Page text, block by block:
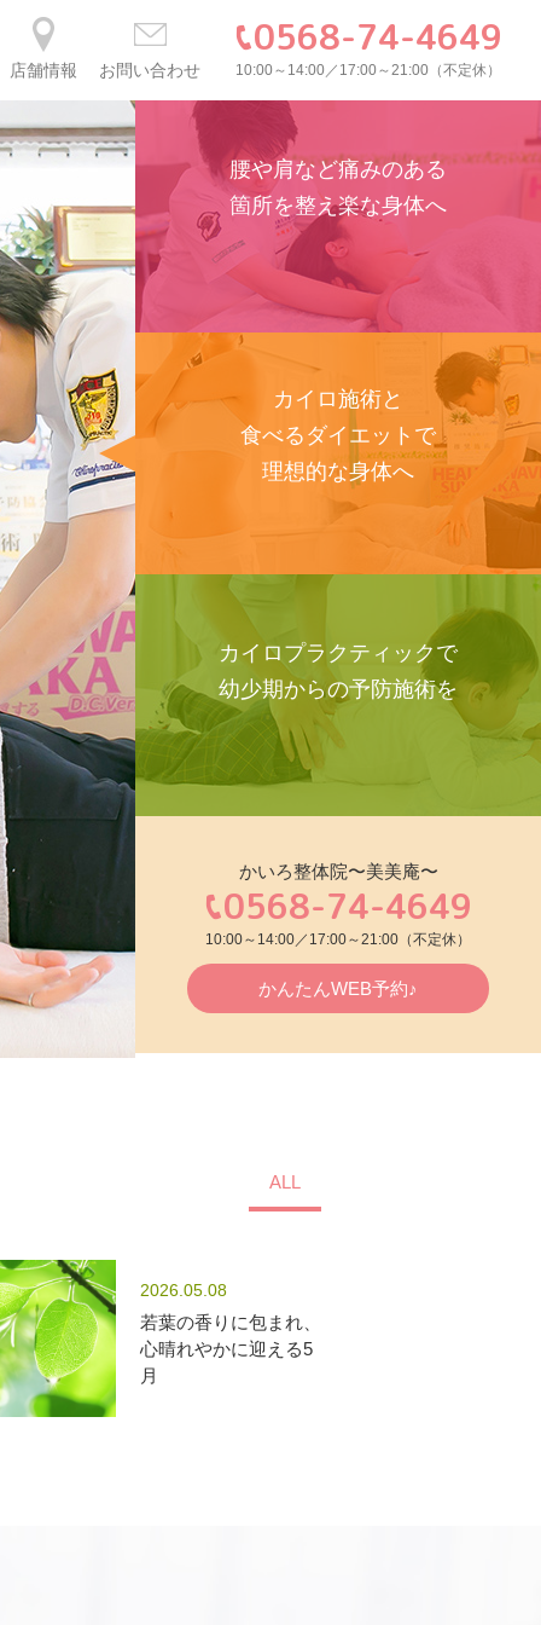
店舗情報 お問い合わせ
0568-74-4649
10:00～14:00／17:00～21:00（不定休）
腰や肩など痛みのある
箇所を整え楽な身体へ
カイロ施術と
食べるダイエットで
理想的な身体へ
カイロプラクティックで
幼少期からの予防施術を
かいろ整体院〜美美庵〜
0568-74-4649
10:00～14:00／17:00～21:00（不定休）
かんたんWEB予約♪
2026.05.08
若葉の香りに包まれ、
心晴れやかに迎える5
月
ALL